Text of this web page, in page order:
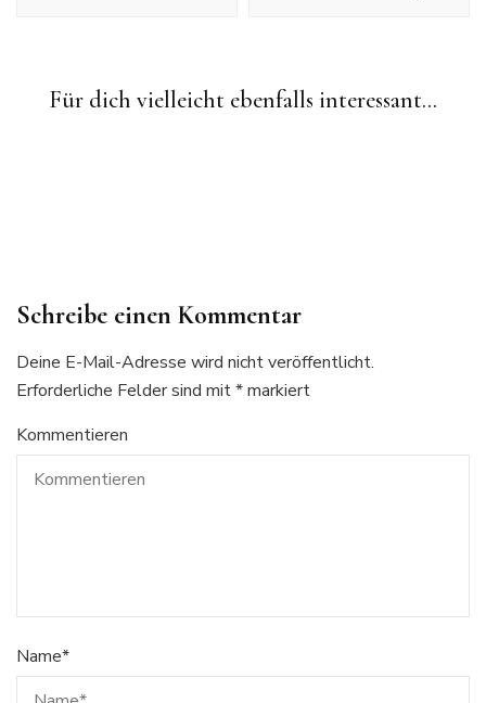
Für dich vielleicht ebenfalls interessant...
Allgemein Häkelprojekte
Sonntag ist Häkeltag!
AmigurumiHäkelprojekte Shop-Philosophie
Schreibe einen Kommentar
Deine E-Mail-Adresse wird nicht veröffentlicht.
Erforderliche Felder sind mit*markiert
Kommentieren
Name*